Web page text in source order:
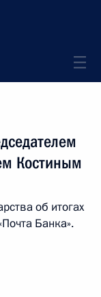
Костиным
об итогах
Банка».